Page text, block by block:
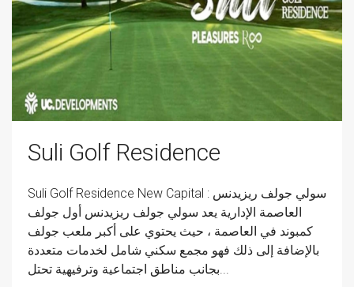
Suli Golf Residence
Suli Golf Residence New Capital : سولي جولف ريزيدنس
العاصمة الإدارية يعد سولي جولف ريزيدنس أول جولف
كمبوند في العاصمة ، حيث يحتوي على أكبر ملعب جولف
بالإضافة إلى ذلك فهو مجمع سكني شامل لخدمات متعددة
بجانب مناطق اجتماعية وترفيهية تحتل...